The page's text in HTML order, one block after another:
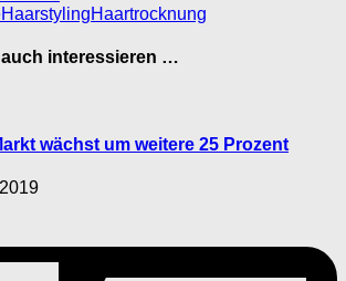
HaarstylingHaartrocknung
interessieren …
wächst um weitere 25 Prozent